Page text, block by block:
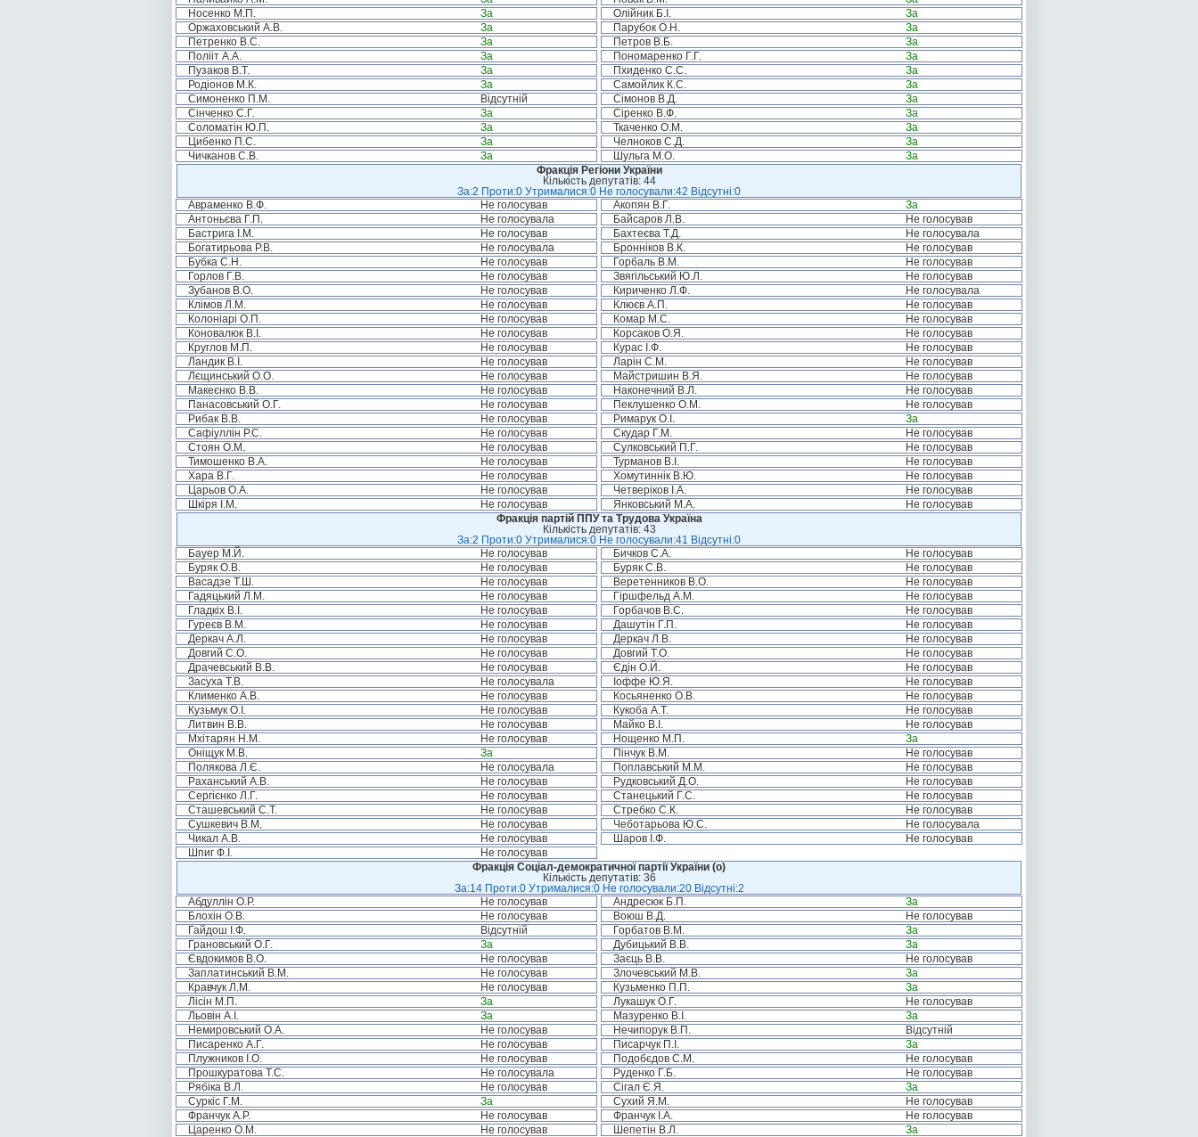
Носенко М.П.
За Олійник Б.І.
За
Оржаховський А.В.
За Парубок О.Н.
За
Петренко В.С.
За Петров В.Б.
За
Полііт А.А.
За Пономаренко Г.Г.
За
Пузаков В.Т.
За Пхиденко С.С.
За
Родіонов М.К.
За Самойлик К.С.
За
Симоненко П.М.
Відсутній Сімонов В.Д.
За
Сінченко С.Г.
За Сіренко В.Ф.
За
Соломатін Ю.П.
За Ткаченко О.М.
За
Цибенко П.С.
За Челноков С.Д.
За
Чичканов С.В.
За Шульга М.О.
За
Фракція Регіони України
Кількість депутатів: 44
За:2 Проти:0 Утрималися:0 Не голосували:42 Відсутні:0
Авраменко В.Ф.
Не голосував Акопян В.Г.
За
Антоньєва Г.П.
Не голосувала Байсаров Л.В.
Не голосував
Бастрига І.М.
Не голосував Бахтеєва Т.Д.
Не голосувала
Богатирьова Р.В.
Не голосувала Бронніков В.К.
Не голосував
Бубка С.Н.
Не голосував Горбаль В.М.
Не голосував
Горлов Г.В.
Не голосував Звягільський Ю.Л.
Не голосував
Зубанов В.О.
Не голосував Кириченко Л.Ф.
Не голосувала
Клімов Л.М.
Не голосував Клюєв А.П.
Не голосував
Колоніарі О.П.
Не голосував Комар М.С.
Не голосував
Коновалюк В.І.
Не голосував Корсаков О.Я.
Не голосував
Круглов М.П.
Не голосував Курас І.Ф.
Не голосував
Ландик В.І.
Не голосував Ларін С.М.
Не голосував
Лєщинський О.О.
Не голосував Майстришин В.Я.
Не голосував
Макеєнко В.В.
Не голосував Наконечний В.Л.
Не голосував
Панасовський О.Г.
Не голосував Пеклушенко О.М.
Не голосував
Рибак В.В.
Не голосував Римарук О.І.
За
Сафіуллін Р.С.
Не голосував Скудар Г.М.
Не голосував
Стоян О.М.
Не голосував Сулковський П.Г.
Не голосував
Тимошенко В.А.
Не голосував Турманов В.І.
Не голосував
Хара В.Г.
Не голосував Хомутиннік В.Ю.
Не голосував
Царьов О.А.
Не голосував Четверіков І.А.
Не голосував
Шкіря І.М.
Не голосував Янковський М.А.
Не голосував
Фракція партій ППУ та Трудова Україна
Кількість депутатів: 43
За:2 Проти:0 Утрималися:0 Не голосували:41 Відсутні:0
Бауер М.Й.
Не голосував Бичков С.А.
Не голосував
Буряк О.В.
Не голосував Буряк С.В.
Не голосував
Васадзе Т.Ш.
Не голосував Веретенников В.О.
Не голосував
Гадяцький Л.М.
Не голосував Гіршфельд А.М.
Не голосував
Гладкіх В.І.
Не голосував Горбачов В.С.
Не голосував
Гуреєв В.М.
Не голосував Дашутін Г.П.
Не голосував
Деркач А.Л.
Не голосував Деркач Л.В.
Не голосував
Довгий С.О.
Не голосував Довгий Т.О.
Не голосував
Драчевський В.В.
Не голосував Єдін О.Й.
Не голосував
Засуха Т.В.
Не голосувала Іоффе Ю.Я.
Не голосував
Клименко А.В.
Не голосував Косьяненко О.В.
Не голосував
Кузьмук О.І.
Не голосував Кукоба А.Т.
Не голосував
Литвин В.В.
Не голосував Майко В.І.
Не голосував
Мхітарян Н.М.
Не голосував Нощенко М.П.
За
Оніщук М.В.
За Пінчук В.М.
Не голосував
Полякова Л.Є.
Не голосувала Поплавський М.М.
Не голосував
Раханський А.В.
Не голосував Рудковський Д.О.
Не голосував
Сергієнко Л.Г.
Не голосував Станецький Г.С.
Не голосував
Сташевський С.Т.
Не голосував Стребко С.К.
Не голосував
Сушкевич В.М.
Не голосував Чеботарьова Ю.С.
Не голосувала
Чикал А.В.
Не голосував Шаров І.Ф.
Не голосував
Шпиг Ф.І.
Не голосував
Фракція Соціал-демократичної партії України (о)
Кількість депутатів: 36
За:14 Проти:0 Утрималися:0 Не голосували:20 Відсутні:2
Абдуллін О.Р.
Не голосував Андресюк Б.П.
За
Блохін О.В.
Не голосував Воюш В.Д.
Не голосував
Гайдош І.Ф.
Відсутній Горбатов В.М.
За
Грановський О.Г.
За Дубицький В.В.
За
Євдокимов В.О.
Не голосував Заєць В.В.
Не голосував
Заплатинський В.М.
Не голосував Злочевський М.В.
За
Кравчук Л.М.
Не голосував Кузьменко П.П.
За
Лісін М.П.
За Лукашук О.Г.
Не голосував
Льовін А.І.
За Мазуренко В.І.
За
Немировський О.А.
Не голосував Нечипорук В.П.
Відсутній
Писаренко А.Г.
Не голосував Писарчук П.І.
За
Плужников І.О.
Не голосував Подобєдов С.М.
Не голосував
Прошкуратова Т.С.
Не голосувала Руденко Г.Б.
Не голосував
Рябіка В.Л.
Не голосував Сігал Є.Я.
За
Суркіс Г.М.
За Сухий Я.М.
Не голосував
Франчук А.Р.
Не голосував Франчук І.А.
Не голосував
Царенко О.М.
Не голосував Шепетін В.Л.
За